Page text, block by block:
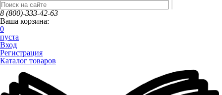
8 (800)-333-42-63
Ваша корзина:
0
пуста
Вход
Регистрация
Каталог товаров